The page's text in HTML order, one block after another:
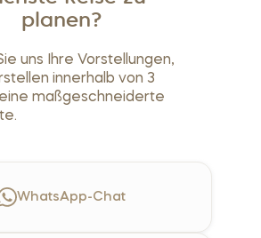
planen?
uns Ihre Vorstellungen,
innerhalb von 3
maßgeschneiderte
WhatsApp-Chat